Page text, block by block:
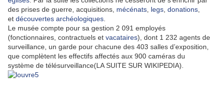
des prises de guerre, acquisitions, mécénats legs donations
et découvertes archéologiques
Le musée compte pour sa gestion 2 091 employés
(fonctionnaires, contractuels et vacataires), dont 1 232 agents de
surveillance, un garde pour chacune des 403 salles d’exposition,
que complètent les effectifs affectés aux 900 caméras du
système de télésurveillance(LA SUITE SUR WIKIPEDIA).